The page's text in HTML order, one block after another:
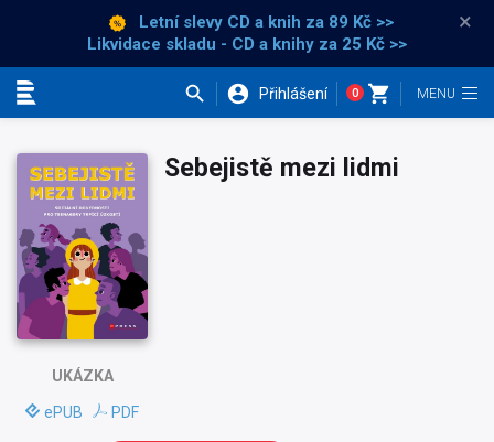
Letní slevy CD a knih za 89 Kč >>
Likvidace skladu - CD a knihy za 25 Kč >>
×
Přihlášení 0
UKÁZKA
ePUB PDF
Sebejistě mezi lidmi